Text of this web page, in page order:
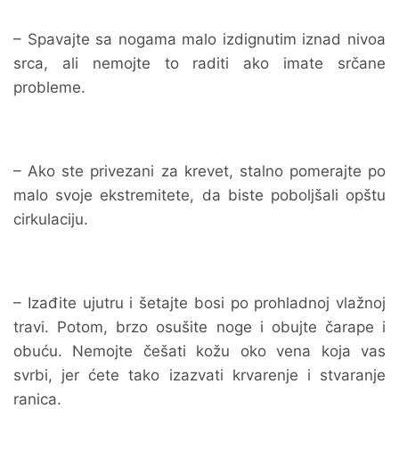
– Spavajte sa nogama malo izdignutim iznad nivoa
srca, ali nemojte to raditi ako imate srčane
probleme.
– Ako ste privezani za krevet, stalno pomerajte po
malo svoje ekstremitete, da biste poboljšali opštu
cirkulaciju.
– Izađite ujutru i šetajte bosi po prohladnoj vlažnoj
travi. Potom, brzo osušite noge i obujte čarape i
obuću. Nemojte češati kožu oko vena koja vas
svrbi, jer ćete tako izazvati krvarenje i stvaranje
ranica.